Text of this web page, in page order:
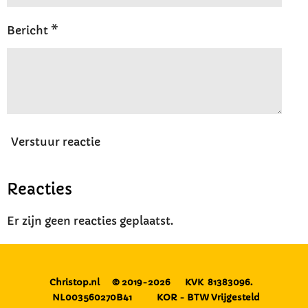
Bericht *
Verstuur reactie
Reacties
Er zijn geen reacties geplaatst.
Christop.nl © 2019-2026
KVK 81383096.
NL003560270B41 KOR - BTW Vrijgesteld